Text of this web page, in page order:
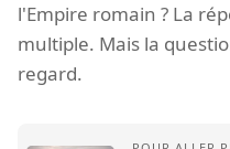
l'Empire romain ? La
multiple. Mais la
regard.